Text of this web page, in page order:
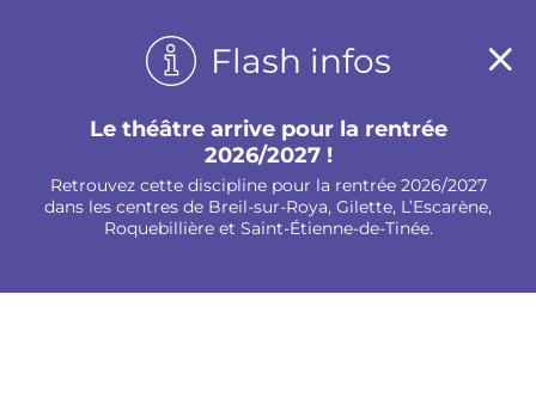
Flash infos
Le théâtre arrive pour la rentrée
2026/2027 !
Retrouvez cette discipline pour la rentrée 2026/2027
dans les centres de Breil-sur-Roya, Gilette, L’Escarène,
Roquebillière et Saint-Étienne-de-Tinée.